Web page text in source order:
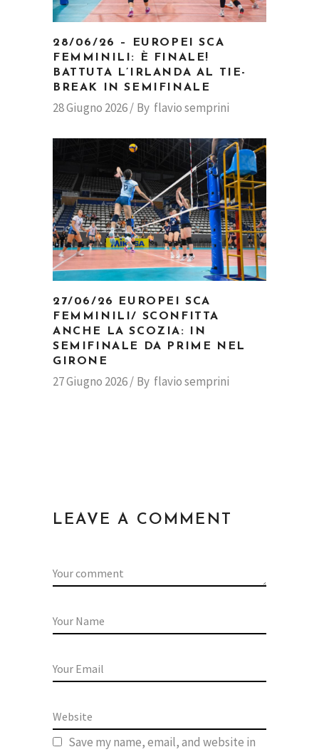
28/06/26 – EUROPEI SCA
FEMMINILI: È FINALE!
BATTUTA L’IRLANDA AL TIE-
BREAK IN SEMIFINALE
28 Giugno 2026 By flavio semprini
27/06/26 EUROPEI SCA
FEMMINILI/ SCONFITTA
ANCHE LA SCOZIA: IN
SEMIFINALE DA PRIME NEL
GIRONE
27 Giugno 2026 By flavio semprini
LEAVE A COMMENT
Save my name, email, and website in